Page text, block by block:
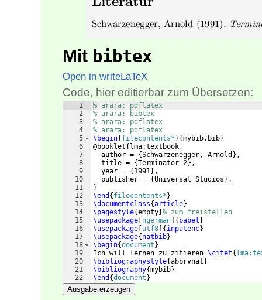
Mit bibtex
Open in writeLaTeX
Code, hier editierbar zum Übersetzen:
1
2
3
4
5
6
7
8
9
10
11
12
13
14
15
16
17
18
19
20
21
22
% arara: pdflatex
% arara: bibtex
% arara: pdflatex
% arara: pdflatex
\begin{ filecontents* }{mybib.bib}
@booklet{ lma:textbook,
  author =
{Schwarzenegger, Arnold } ,
  title =
{Terminator 2} ,
  year =
{ 1991} ,
  publisher =
{Universal Studios } ,
}
\end { filecontents* }
\documentclass{article}
\pagestyle{empty}% zum freistellen
\usepackage ngerman { babel }
\usepackage utf8 { inputenc}
\usepackage{ natbib}
\begin{document }
Ich will lernen zu zitieren \citet{
\bibliographystyle{abbrvnat }
\bibliography{mybib}
\end {document }
Ausgabe erzeugen